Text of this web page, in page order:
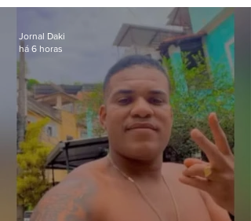
crianças
Jornal Daki
há 6 horas